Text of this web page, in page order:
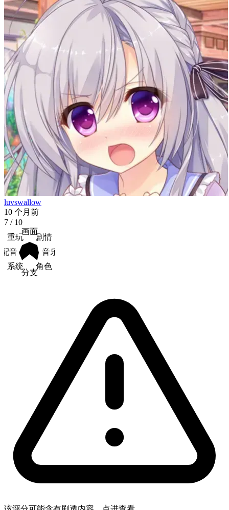
luvswallow
10 个月前
7 / 10
画面
剧情
音乐
角色
分支
系统
配音
重玩